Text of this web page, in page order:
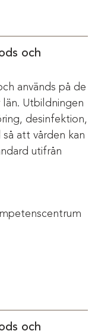
och
används på de
län. Utbildningen
desinfektion,
att vården kan
utifrån
och